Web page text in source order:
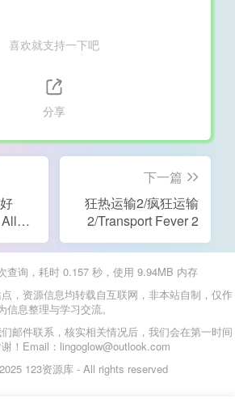
喜欢就支持一下吧
分享
下一篇
狂热运输2/疯狂运输
2/Transport Fever 2
查询，耗时 0.157 秒，使用 9.94MB 内存
，资源信息均转载自互联网，非本站自制，仅作
信息整理与学习交流。
邮件联系，核实相关情况后，我们会在第一时间
！Email：lingoglow@outlook.com
123资源库 - All rights reserved